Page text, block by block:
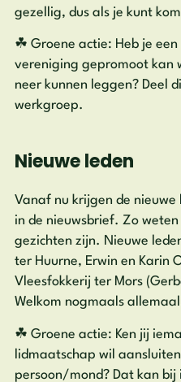
gezellig, dus als je kunt
☘ Groene actie: Heb je een
vereniging gepromoot kan
neer kunnen leggen? Deel
werkgroep.
Nieuwe leden
Vanaf nu krijgen de
in de nieuwsbrief. Zo
gezichten zijn. Nieuwe
ter Huurne, Erwin en Karin
Vleesfokkerij ter Mors
Welkom nogmaals
☘ Groene actie: Ken jij
lidmaatschap wil
persoon/mond? Dat kan bij